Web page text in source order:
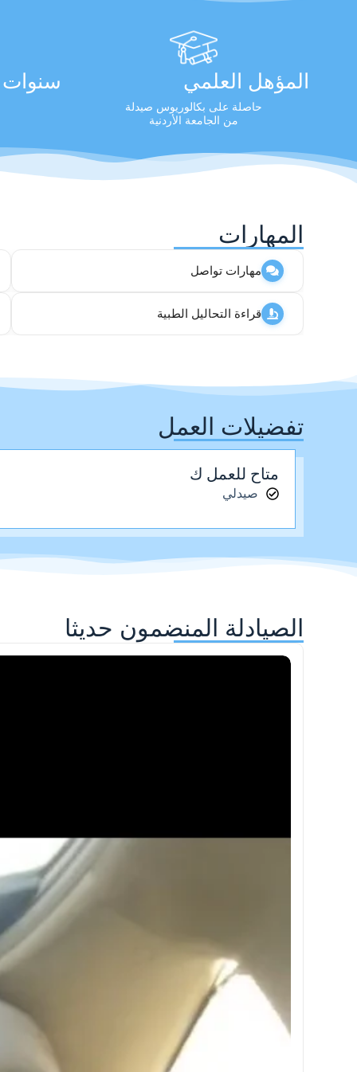
المؤهل العلمي
حاصلة على بكالوريوس صيدلة
من الجامعة الأردنية
سنوات
المهارات
مهارات تواصل
قراءة التحاليل الطبية
تفضيلات العمل
متاح للعمل ك
صيدلي
الصيادلة المنضمون حديثا